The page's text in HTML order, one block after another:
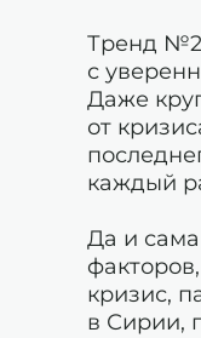
Тренд №2
с
Даже
от
каждый
Да и
кризис,
в Сирии,